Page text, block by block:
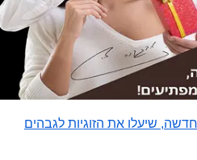
שיעלו את הזוגיות לגבהים